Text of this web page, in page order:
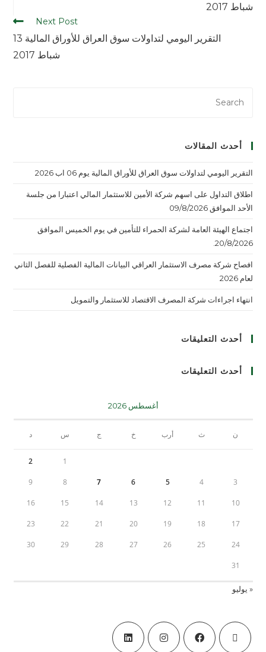
شباط 2017
Next Post
التقرير اليومي لتداولات سوق العراق للأوراق المالية 13
شباط 2017
أحدث المقالات
التقرير اليومي لتداولات سوق العراق للأوراق المالية يوم 06 اب 2026
اطلاق التداول على اسهم شركة الأمين للاستثمار المالي اعتبارا من جلسة
الأحد الموافق 09/8/2026
اجتماع الهيئة العامة لشركة الحمراء للتأمين في يوم الخميس الموافق
20/8/2026.
افصاح شركة مصرف الاستثمار العراقي البيانات المالية الفصلية للفصل الثاني
لعام 2026
انتهاء اجراءات شركة المصرف الاقتصاد للاستثمار والتمويل
أحدث التعليقات
أحدث التعليقات
أغسطس 2026
ن ث أرب خ ج س د
1
2
3
4
5
6
7
8
9
10
11
12
13
14
15
16
17
18
19
20
21
22
23
24
25
26
27
28
29
30
31
« يوليو